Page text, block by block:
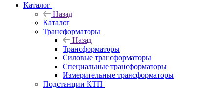
Каталог
Назад
Каталог
Трансформаторы
Назад
Трансформаторы
Силовые трансформаторы
Специальные трансформаторы
Измерительные трансформаторы
Подстанции КТП